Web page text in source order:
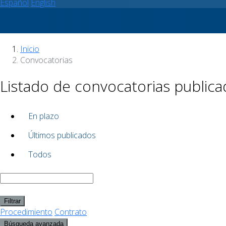
Español English
Inicio
Convocatorias
Listado de convocatorias
En plazo
Últimos publicados
Todos
Filtrar
Procedimiento Contrato
Búsqueda avanzada